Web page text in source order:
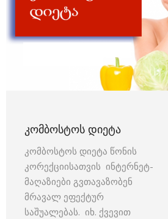
ᲙᲝᲛᲑᲝᲡᲢᲝᲡ ᲓᲘᲔᲢᲐ
კომბოსტოს დიეტა წონის
კორექციისათვის ინტერნეტ-
მაღაზიები გვთავაზობენ
მრავალ ეფექტურ
საშუალებას. იხ. ქვევით